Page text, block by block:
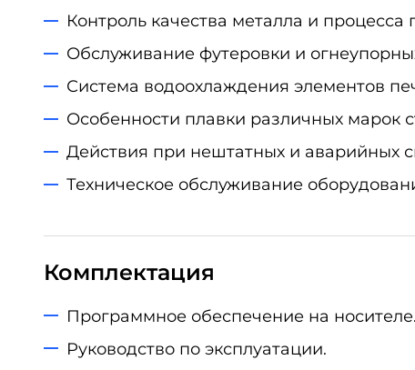
Контроль качества металла и процесса
Обслуживание футеровки и
Система водоохлаждения элементов
Особенности плавки различных марок
Действия при нештатных и аварийных
Техническое обслуживание
Комплектация
Программное обеспечение на носителе.
Руководство по эксплуатации.